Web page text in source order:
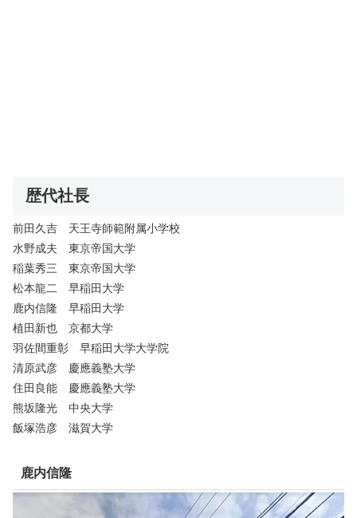
歴代社長
前田久吉 天王寺師範附属小学校
水野成夫 東京帝国大学
稲葉秀三 東京帝国大学
松本龍二 早稲田大学
鹿内信隆 早稲田大学
植田新也 京都大学
羽佐間重彰 早稲田大学大学院
清原武彦 慶應義塾大学
住田良能 慶應義塾大学
熊坂隆光 中央大学
飯塚浩彦 滋賀大学
鹿内信隆